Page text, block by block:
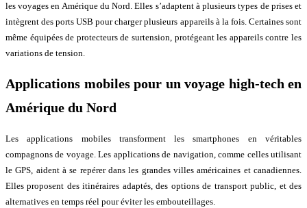
les voyages en Amérique du Nord. Elles s’adaptent à plusieurs types de prises et
intègrent des ports USB pour charger plusieurs appareils à la fois. Certaines sont
même équipées de protecteurs de surtension, protégeant les appareils contre les
variations de tension.
Applications mobiles pour un voyage high-tech en
Amérique du Nord
Les applications mobiles transforment les smartphones en véritables
compagnons de voyage. Les applications de navigation, comme celles utilisant
le GPS, aident à se repérer dans les grandes villes américaines et canadiennes.
Elles proposent des itinéraires adaptés, des options de transport public, et des
alternatives en temps réel pour éviter les embouteillages.